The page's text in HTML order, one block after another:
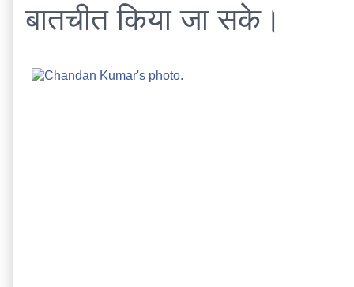
बातचीत किया जा सके।